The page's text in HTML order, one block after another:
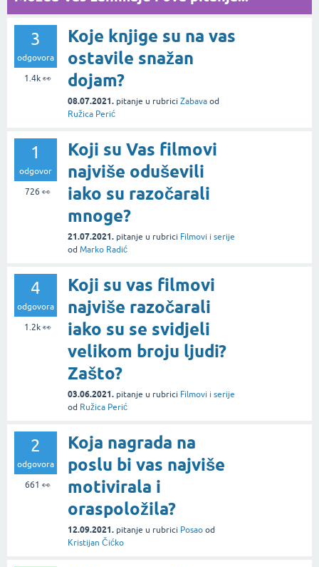
3
odgovora
1.4k👀
Koje knjige su na vas
ostavile snažan
dojam?
08.07.2021. pitanje u rubrici Zabava od
Ružica Perić
1
odgovor
726 👀
Koji su Vas filmovi
najviše oduševili
iako su razočarali
mnoge?
21.07.2021. pitanje u rubrici Filmovi i serije
od Marko Radić
4
odgovora
1.2k👀
Koji su vas filmovi
najviše razočarali
iako su se svidjeli
velikom broju ljudi?
Zašto?
03.06.2021. pitanje u rubrici Filmovi i serije
od Ružica Perić
2
odgovora
661 👀
Koja nagrada na
poslu bi vas najviše
motivirala i
oraspoložila?
12.09.2021. pitanje u rubrici Posao od
Kristijan Čićko